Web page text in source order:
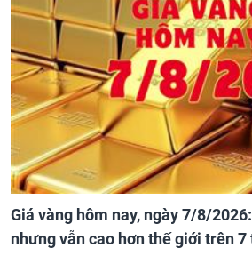
Giá vàng hôm nay, ngày 7/8/
nhưng vẫn cao hơn thế giới trên